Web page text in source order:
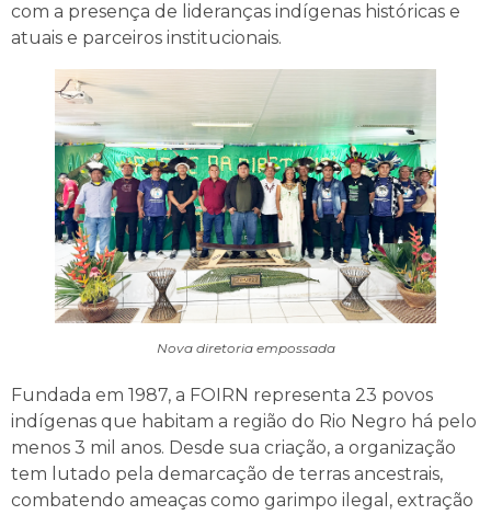
com a presença de lideranças indígenas históricas e
atuais e parceiros institucionais.
Nova diretoria empossada
Fundada em 1987, a FOIRN representa 23 povos
indígenas que habitam a região do Rio Negro há pelo
menos 3 mil anos. Desde sua criação, a organização
tem lutado pela demarcação de terras ancestrais,
combatendo ameaças como garimpo ilegal, extração